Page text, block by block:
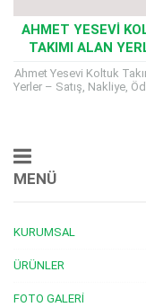
AHMET YESEVI
TAKIMI ALAN
Ahmet Yesevi Koltuk
Yerler – Satış, Nakliye,
MENÜ
KURUMSAL
ÜRÜNLER
FOTO GALERI